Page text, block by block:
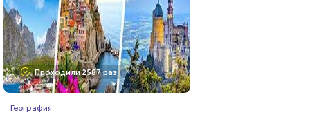
Проходили 2587 раз
География